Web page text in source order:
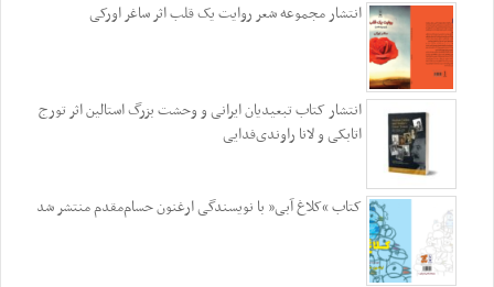
انتشار مجموعه شعر روایت یک قلب اثر ساغر اورکی
انتشار کتاب تبعیدیان ایرانی و وحشت بزرگ استالین اثر تورج
اتابکی و لانا راوندی‌فدایی
کتاب “کلاغ آبی” با نویسندگی ارغنون حسام‌مقدم منتشر شد